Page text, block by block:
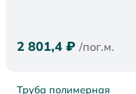
2 801,4 ₽ /пог.м.
Труба полимерная